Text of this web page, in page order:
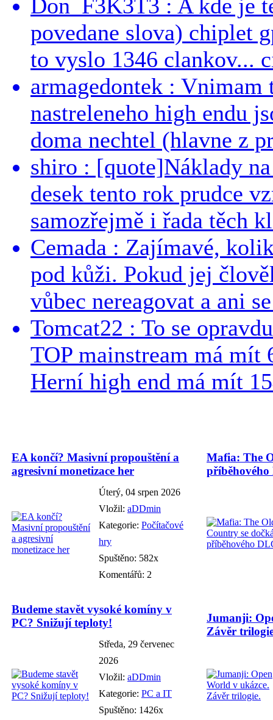
Don_F3K3T3 : A kde je
povedane slova) chiplet
to vyslo 1346 clankov...
armagedontek : Vnimam
nastreleneho high endu
doma nechtel (hlavne z
shiro : [quote]Náklady
desek tento rok prudce
samozřejmě i řada těch
Cemada : Zajímavé,
pod kůži. Pokud jej
vůbec nereagovat a ani
Tomcat22 : To se
TOP mainstream má
Herní high end má mít
EA končí? Masivní propouštění a
agresivní monetizace her
Úterý, 04 srpen 2026
Vložil: aDDmin
Kategorie: Počítačové
hry
Spuštěno: 582x
Komentářů: 2
Mafia: The
Budeme stavět vysoké komíny v
PC? Snižují teploty!
Středa, 29 červenec
2026
Vložil: aDDmin
Kategorie: PC a IT
Spuštěno: 1426x
Jumanji:
Závěr